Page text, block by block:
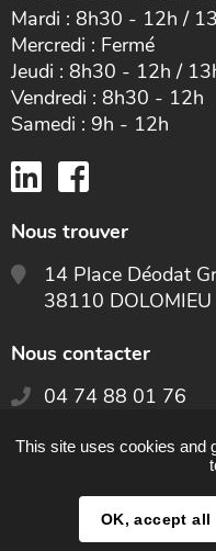
Mardi : 8h30 - 12h /
Mercredi : Fermé
Jeudi : 8h30 - 12h /
Vendredi : 8h30 - 12h
Samedi : 9h - 12h
Nous trouver
14 Place Déodat
38110 DOLOMIEU
Nous contacter
04 74 88 01 76
CONTACTEZ-
This site uses cookies and
OK, accept all